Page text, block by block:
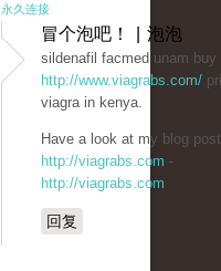
永久连接
冒个泡吧！ | 泡泡
sildenafil facmed unam buy
http://www.viagrabs.com/
viagra in kenya.
Have a look at my blog
http://viagrabs.com -
http://viagrabs.com
回复